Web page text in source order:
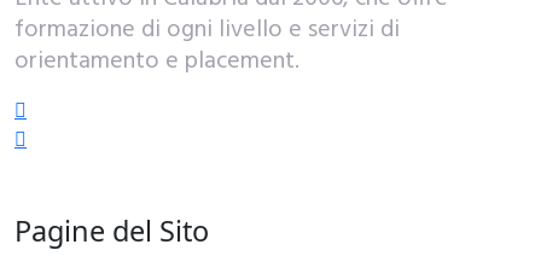
formazione di ogni livello e servizi di
orientamento e placement.
Pagine del Sito